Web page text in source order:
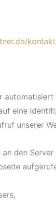
eine
unserer
den